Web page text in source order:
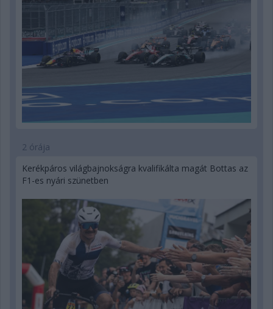
2 órája
Kerékpáros világbajnokságra kvalifikálta magát Bottas az
F1-es nyári szünetben